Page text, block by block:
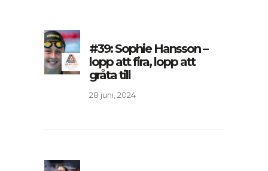
#39: Sophie Hansson –
lopp att fira, lopp att
gråta till
28 juni, 2024